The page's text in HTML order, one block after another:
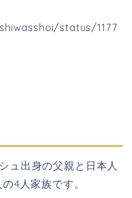
status/1177
ュ出身の父親と日本人
4人家族です。